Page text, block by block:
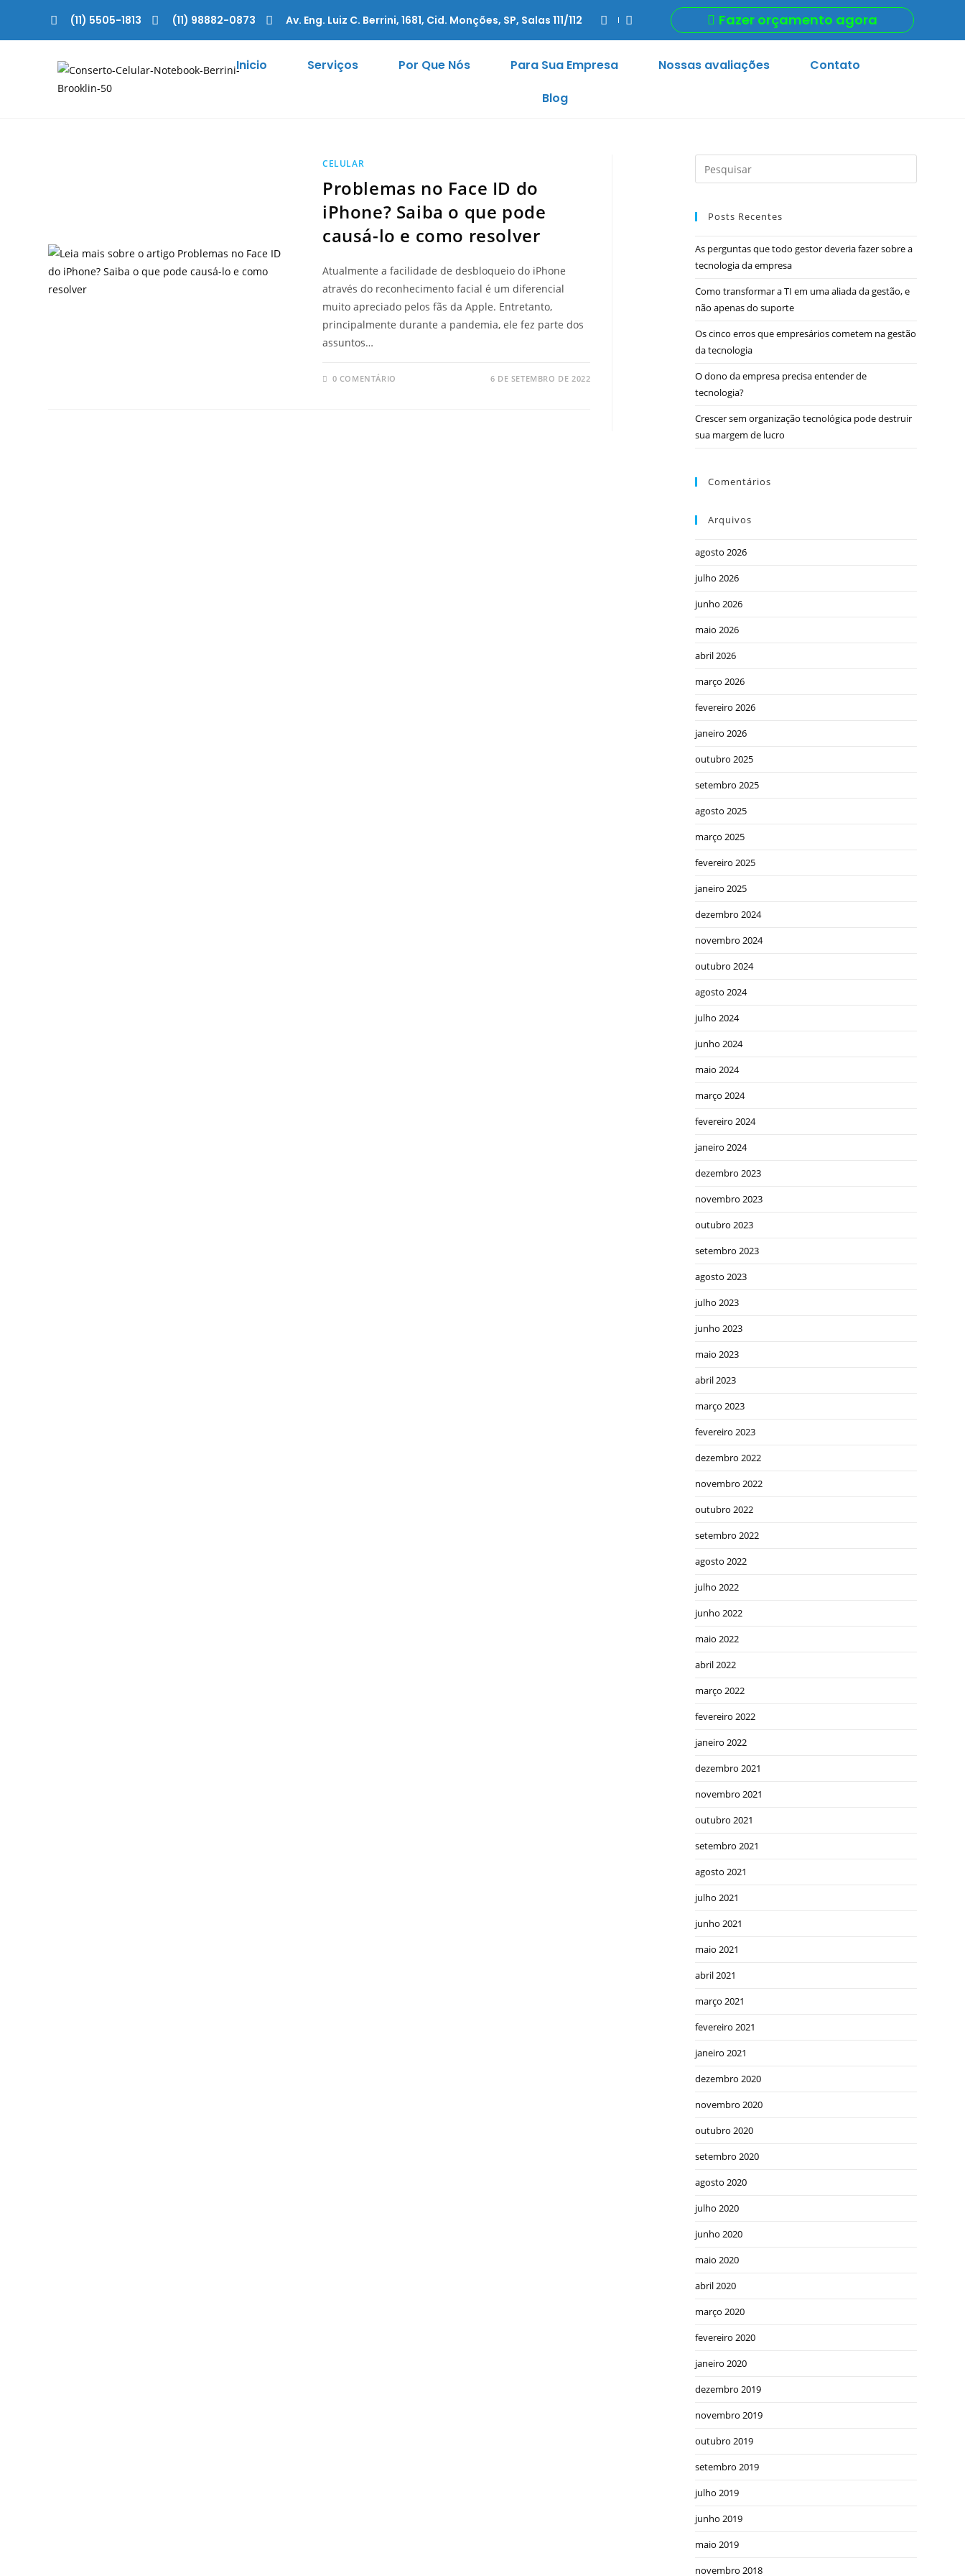
(11) 5505-1813 (11) 98882-0873 Av. Eng. Luiz C. Berrini, 1681, Cid. Monções, SP, Salas 111/112 Fazer orçamento agora
Inicio Serviços Por Que Nós Para Sua Empresa Nossas avaliações
Contato
Blog
CELULAR
Problemas no Face ID do
iPhone? Saiba o que pode
causá-lo e como resolver
Atualmente a facilidade de desbloqueio do iPhone
através do reconhecimento facial é um diferencial
muito apreciado pelos fãs da Apple. Entretanto,
principalmente durante a pandemia, ele fez parte dos
assuntos…
0 COMENTÁRIO 6 DE SETEMBRO DE 2022
Posts Recentes
As perguntas que todo gestor deveria fazer sobre a
tecnologia da empresa
Como transformar a TI em uma aliada da gestão, e
não apenas do suporte
Os cinco erros que empresários cometem na gestão
da tecnologia
O dono da empresa precisa entender de
tecnologia?
Crescer sem organização tecnológica pode destruir
sua margem de lucro
Comentários
Arquivos
agosto 2026
julho 2026
junho 2026
maio 2026
abril 2026
março 2026
fevereiro 2026
janeiro 2026
outubro 2025
setembro 2025
agosto 2025
março 2025
fevereiro 2025
janeiro 2025
dezembro 2024
novembro 2024
outubro 2024
agosto 2024
julho 2024
junho 2024
maio 2024
março 2024
fevereiro 2024
janeiro 2024
dezembro 2023
novembro 2023
outubro 2023
setembro 2023
agosto 2023
julho 2023
junho 2023
maio 2023
abril 2023
março 2023
fevereiro 2023
dezembro 2022
novembro 2022
outubro 2022
setembro 2022
agosto 2022
julho 2022
junho 2022
maio 2022
abril 2022
março 2022
fevereiro 2022
janeiro 2022
dezembro 2021
novembro 2021
outubro 2021
setembro 2021
agosto 2021
julho 2021
junho 2021
maio 2021
abril 2021
março 2021
fevereiro 2021
janeiro 2021
dezembro 2020
novembro 2020
outubro 2020
setembro 2020
agosto 2020
julho 2020
junho 2020
maio 2020
abril 2020
março 2020
fevereiro 2020
janeiro 2020
dezembro 2019
novembro 2019
outubro 2019
setembro 2019
julho 2019
junho 2019
maio 2019
novembro 2018